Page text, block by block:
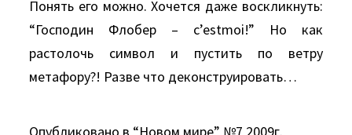
Понять его можно. Хочется даже воскликнуть:
“Господин Флобер – c’estmoi!” Но как
растолочь символ и пустить по ветру
метафору?! Разве что деконструировать…